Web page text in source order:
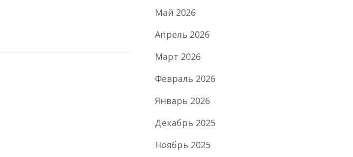
Май 2026
Апрель 2026
Март 2026
Февраль 2026
Январь 2026
Декабрь 2025
Ноябрь 2025